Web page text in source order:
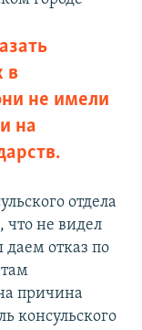
в
не имели
на
отдела
что не видел
даем отказ по
причина
консульского